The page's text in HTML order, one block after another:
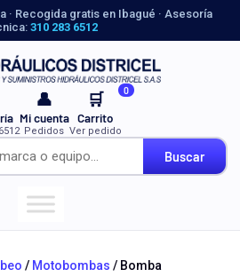
· Recogida gratis en Ibagué · Asesoría
310 283 6512
Buscar
👤
Mi cuenta
Pedidos
🛒 0
Carrito
Ver pedido
/ Motobombas / Bomba